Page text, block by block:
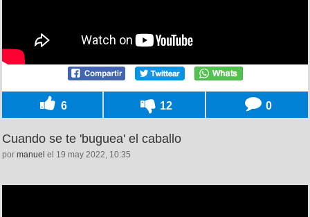
6 12 0
Cuando se te 'buguea' el caballo
por manuel el 19 may 2022, 10:35